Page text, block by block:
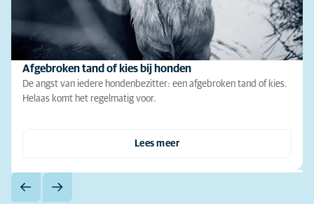
Afgebroken tand of kies bij honden
De angst van iedere hondenbezitter: een afgebroken tand of kies.
Helaas komt het regelmatig voor.
Lees meer